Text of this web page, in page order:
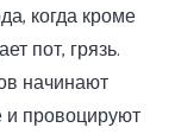
когда кроме
пот, грязь.
начинают
и провоцируют